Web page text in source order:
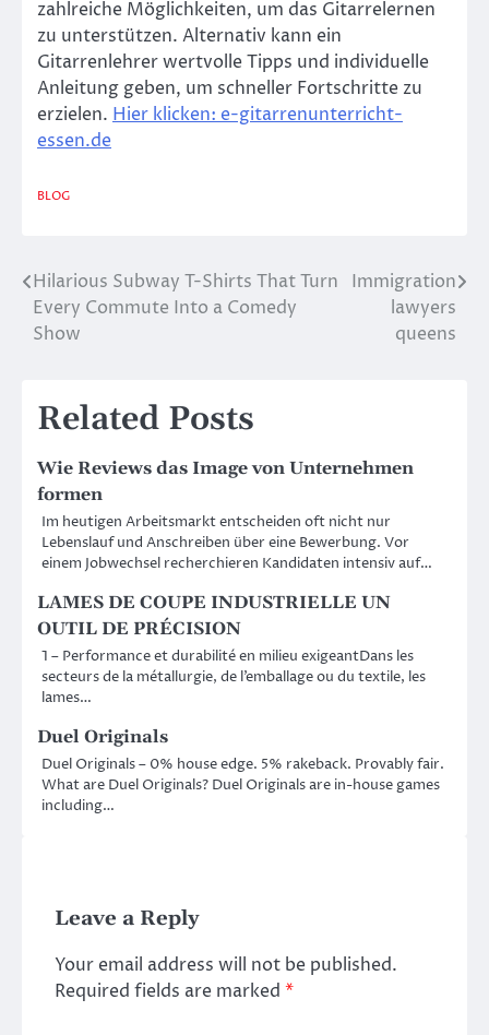
zahlreiche Möglichkeiten, um das Gitarrelernen
zu unterstützen. Alternativ kann ein
Gitarrenlehrer wertvolle Tipps und individuelle
Anleitung geben, um schneller Fortschritte zu
erzielen. Hier klicken: e-gitarrenunterricht-
essen.de
BLOG
Post
navigation
Hilarious Subway T-Shirts That Turn
Every Commute Into a Comedy
Show
Immigration
lawyers
queens
Related Posts
Wie Reviews das Image von Unternehmen
formen
Im heutigen Arbeitsmarkt entscheiden oft nicht nur
Lebenslauf und Anschreiben über eine Bewerbung. Vor
einem Jobwechsel recherchieren Kandidaten intensiv auf…
LAMES DE COUPE INDUSTRIELLE UN
OUTIL DE PRÉCISION
1 – Performance et durabilité en milieu exigeantDans les
secteurs de la métallurgie, de l’emballage ou du textile, les
lames…
Duel Originals
Duel Originals – 0% house edge. 5% rakeback. Provably fair.
What are Duel Originals? Duel Originals are in-house games
including…
Leave a Reply
Your email address will not be published.
Required fields are marked *